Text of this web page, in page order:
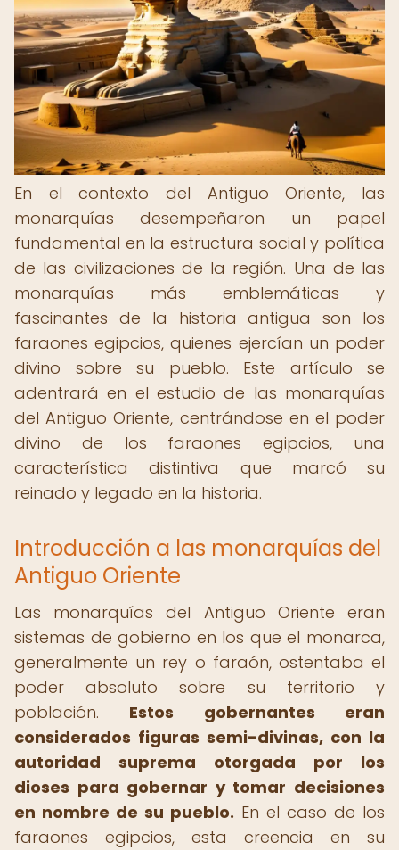
En el contexto del Antiguo Oriente, las
monarquías desempeñaron un papel
fundamental en la estructura social y política
de las civilizaciones de la región. Una de las
monarquías más emblemáticas y
fascinantes de la historia antigua son los
faraones egipcios, quienes ejercían un poder
divino sobre su pueblo. Este artículo se
adentrará en el estudio de las monarquías
del Antiguo Oriente, centrándose en el poder
divino de los faraones egipcios, una
característica distintiva que marcó su
reinado y legado en la historia.
Introducción a las monarquías del
Antiguo Oriente
Las monarquías del Antiguo Oriente eran
sistemas de gobierno en los que el monarca,
generalmente un rey o faraón, ostentaba el
poder absoluto sobre su territorio y
población. Estos gobernantes eran
considerados figuras semi-divinas, con la
autoridad suprema otorgada por los
dioses para gobernar y tomar decisiones
en nombre de su pueblo. En el caso de los
faraones egipcios, esta creencia en su